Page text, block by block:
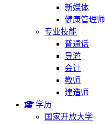
新媒体
健康管理师
专业技能
普通话
导游
会计
教师
建造师
学历
国家开放大学